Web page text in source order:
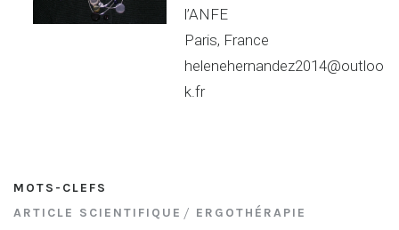
l’ANFE
Paris, France
helenehernandez2014@outloo
k.fr
MOTS-CLEFS
ARTICLE SCIENTIFIQUE
ERGOTHÉRAPIE